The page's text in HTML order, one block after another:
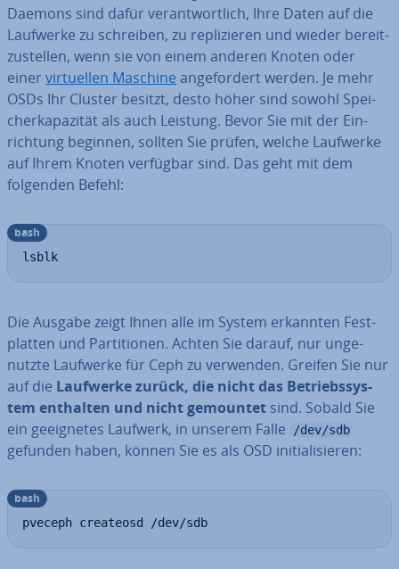
Daemons sind dafür ver­ant­wort­lich, Ihre Daten auf die
Laufwerke zu schreiben, zu re­pli­zie­ren und wieder be­reit­
zu­stel­len, wenn sie von einem anderen Knoten oder
einer vir­tu­el­len Maschine an­ge­for­dert werden. Je mehr
OSDs Ihr Cluster besitzt, desto höher sind sowohl Spei­
cher­ka­pa­zi­tät als auch Leistung. Bevor Sie mit der Ein­
rich­tung beginnen, sollten Sie prüfen, welche Laufwerke
auf Ihrem Knoten verfügbar sind. Das geht mit dem
folgenden Befehl:
lsblk
bash
Die Ausgabe zeigt Ihnen alle im System erkannten Fest­
plat­ten und Par­ti­tio­nen. Achten Sie darauf, nur un­ge­
nutz­te Laufwerke für Ceph zu verwenden. Greifen Sie nur
auf die Laufwerke zurück, die nicht das Be­triebs­sys­
tem enthalten und nicht gemountet sind. Sobald Sie
ein ge­eig­ne­tes Laufwerk, in unserem Falle
/dev/sdb
gefunden haben, können Sie es als OSD in­itia­li­sie­ren:
pveceph createosd /dev/sdb
bash